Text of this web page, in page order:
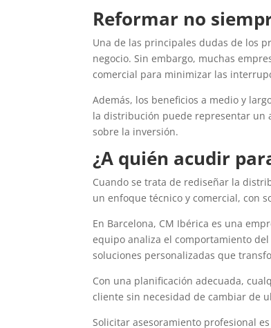
Reformar no
Una de las principales dudas de los
negocio. Sin embargo, muchas
comercial para minimizar las
Además, los beneficios a medio y
la distribución puede representar un
sobre la inversión.
¿A quién acudir
Cuando se trata de rediseñar la
un enfoque técnico y comercial, con
En Barcelona, CM Ibérica es una
equipo analiza el comportamiento
soluciones personalizadas que
Con una planificación adecuada,
cliente sin necesidad de cambiar de
Solicitar asesoramiento profesional